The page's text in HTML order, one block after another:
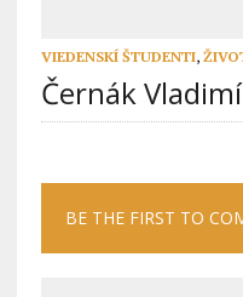
VIEDENSKÍ ŠTUDENTI,
Černák
BE THE FIRST TO